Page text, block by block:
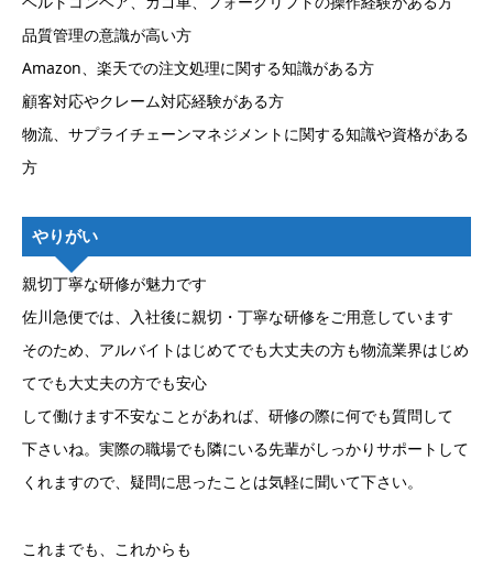
品質管理の意識が高い方
Amazon、楽天での注文処理に関する知識がある方
顧客対応やクレーム対応経験がある方
物流、サプライチェーンマネジメントに関する知識や資格がある
方
やりがい
親切丁寧な研修が魅力です
佐川急便では、入社後に親切・丁寧な研修をご用意しています
そのため、アルバイトはじめてでも大丈夫の方も物流業界はじめ
てでも大丈夫の方でも安心
して働けます不安なことがあれば、研修の際に何でも質問して
下さいね。実際の職場でも隣にいる先輩がしっかりサポートして
くれますので、疑問に思ったことは気軽に聞いて下さい。
これまでも、これからも